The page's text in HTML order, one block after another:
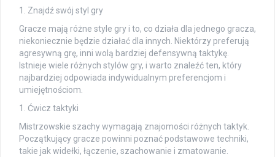
1. Znajdź swój styl gry
Gracze mają różne style gry i to, co działa dla jednego gracza,
niekoniecznie będzie działać dla innych. Niektórzy preferują
agresywną grę, inni wolą bardziej defensywną taktykę.
Istnieje wiele różnych stylów gry, i warto znaleźć ten, który
najbardziej odpowiada indywidualnym preferencjom i
umiejętnościom.
1. Ćwicz taktyki
Mistrzowskie szachy wymagają znajomości różnych taktyk.
Początkujący gracze powinni poznać podstawowe techniki,
takie jak widełki, łączenie, szachowanie i zmatowanie.